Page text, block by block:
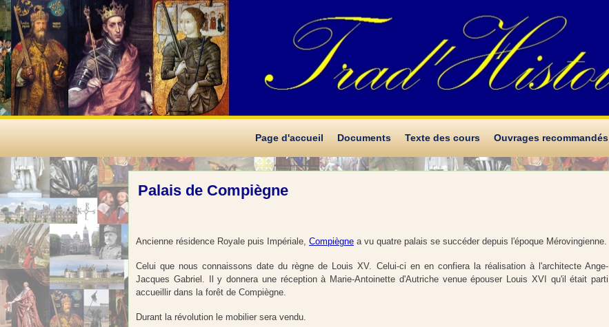
Page d'accueil Documents Texte des cours Ouvrages recommandés
Palais de Compiègne
Ancienne résidence Royale puis Impériale, Compiègne a vu quatre palais se succéder depuis l'époque Mérovingienne.
Celui que nous connaissons date du règne de Louis XV. Celui-ci en en confiera la réalisation à l'architecte Ange-
Jacques Gabriel. Il y donnera une réception à Marie-Antoinette d'Autriche venue épouser Louis XVI qu'il était parti
accueillir dans la forêt de Compiègne.
Durant la révolution le mobilier sera vendu.